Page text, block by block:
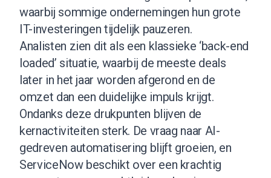
waarbij sommige ondernemingen hun grote
IT-investeringen tijdelijk pauzeren.
Analisten zien dit als een klassieke ‘back-end
loaded’ situatie, waarbij de meeste deals
later in het jaar worden afgerond en de
omzet dan een duidelijke impuls krijgt.
Ondanks deze drukpunten blijven de
kernactiviteiten sterk. De vraag naar AI-
gedreven automatisering blijft groeien, en
ServiceNow beschikt over een krachtig